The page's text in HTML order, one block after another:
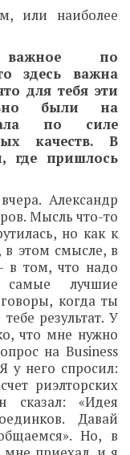
или наиболее
важное по
здесь важна
для тебя эти
были на
по силе
качеств. В
где пришлось
Александр
Мысль что-то
но как к
этом смысле, в
в том, что надо
лучшие
когда ты
результат. У
что мне нужно
на Business
у него спросил:
риэлторских
сказал: «Идея
Давай
Но, в